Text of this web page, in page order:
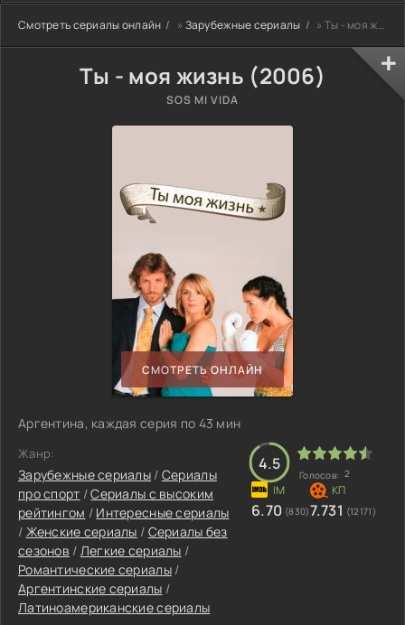
Смотреть сериалы онлайн » Зарубежные сериалы » Ты - моя жизнь (2006)
Ты - моя жизнь (2006)
SOS MI VIDA
СМОТРЕТЬ ОНЛАЙН
Аргентина, каждая серия по 43 мин
Жанр:
Зарубежные сериалы / Сериалы
про спорт /Сериалы с высоким
рейтингом / Интересные сериалы
/ Женские сериалы / Сериалы без
сезонов / Легкие сериалы /
Романтические сериалы/
Аргентинские сериалы /
Латиноамериканские сериалы
4.5
Голосов: 2
6.70 (830)7.731 (12171)